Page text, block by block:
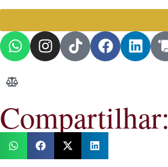
Compartilhar: